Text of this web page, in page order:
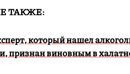
ТАКЖЕ:
который нашел
признан виновным в